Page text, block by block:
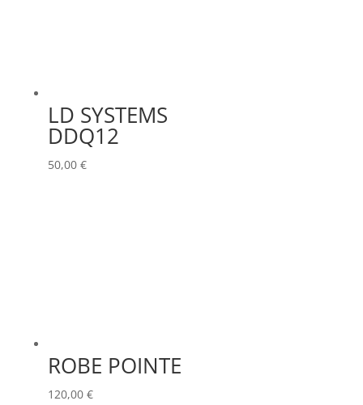
LD SYSTEMS
DDQ12
50,00 €
ROBE POINTE
120,00 €